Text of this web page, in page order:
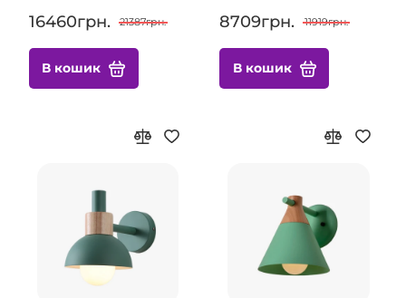
16460грн. 21387грн.
В кошик
8709грн. 11919грн.
В кошик